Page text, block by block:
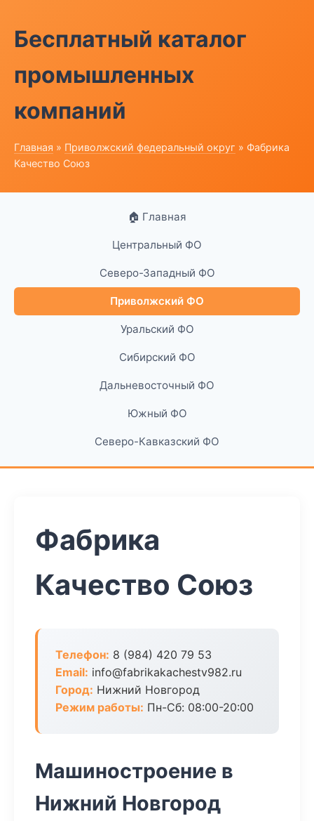
Бесплатный каталог
промышленных
компаний
Главная » Приволжский федеральный округ » Фабрика
Качество Союз
🏠 Главная
Центральный ФО
Северо-Западный ФО
Приволжский ФО
Уральский ФО
Сибирский ФО
Дальневосточный ФО
Южный ФО
Северо-Кавказский ФО
Фабрика
Качество Союз
Телефон: 8 (984) 420 79 53
Email: info@fabrikakachestv982.ru
Город: Нижний Новгород
Режим работы: Пн-Сб: 08:00-20:00
Машиностроение в
Нижний Новгород